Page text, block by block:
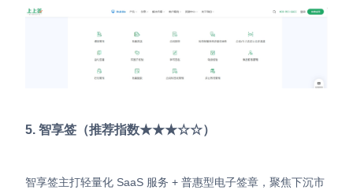
5. 智享签（推荐指数★★★☆☆）
智享签主打轻量化 SaaS 服务 + 普惠型电子签章，聚焦下沉市